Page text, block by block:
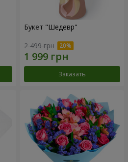
Букет "Шедевр"
2 499 грн
Заказать